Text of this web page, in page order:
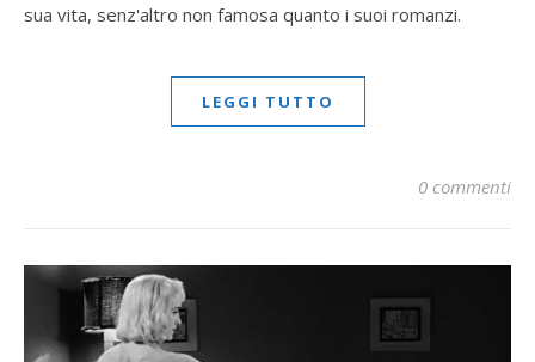
sua vita, senz'altro non famosa quanto i suoi romanzi.
LEGGI TUTTO
0 commenti